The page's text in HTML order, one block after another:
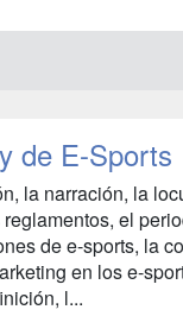
de E-Sports
la narración, la
el
de e-sports, la
en los e-
l...